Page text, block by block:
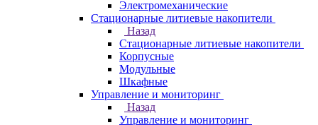
Электромеханические
Стационарные литиевые накопители
Назад
Стационарные литиевые накопители
Корпусные
Модульные
Шкафные
Управление и мониторинг
Назад
Управление и мониторинг